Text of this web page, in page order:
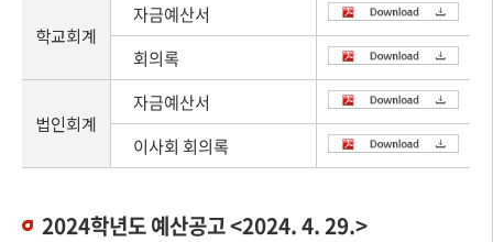
학교회계
자금예산서
회의록
법인회계
자금예산서
이사회 회의록
2024학년도 예산공고 <2024. 4. 29.>